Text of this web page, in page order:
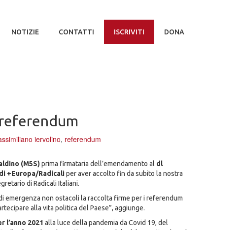
NOTIZIE CONTATTI ISCRIVITI DONA
iervolino, referendum
(M5S) prima firmataria dell’emendamento al dl
+Europa/Radicaliper aver accolto fin da subito la nostra
di Radicali Italiani.
emergenza non ostacoli la raccolta firme per i referendum
alla vita politica del Paese”, aggiunge.
l’anno 2021 alla luce della pandemia da Covid 19, del